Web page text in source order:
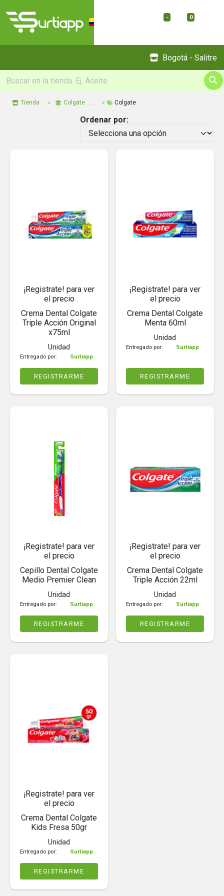
- 0
Bogotá - Salitre
Tienda Colgate Colgate
Ordenar por:
¡Registrate! para ver
el precio
Crema Dental Colgate
Triple Acción Original
x75ml
Unidad
Entregado por: Surtiapp
REGISTRARME
¡Registrate! para ver
el precio
Crema Dental Colgate
Menta 60ml
Unidad
Entregado por: Surtiapp
REGISTRARME
¡Registrate! para ver
el precio
Cepillo Dental Colgate
Medio Premier Clean
Unidad
Entregado por: Surtiapp
REGISTRARME
¡Registrate! para ver
el precio
Crema Dental Colgate
Triple Acción 22ml
Unidad
Entregado por: Surtiapp
REGISTRARME
¡Registrate! para ver
el precio
Crema Dental Colgate
Kids Fresa 50gr
Unidad
Entregado por: Surtiapp
REGISTRARME